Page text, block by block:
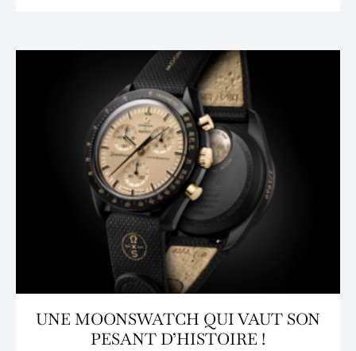
UNE MOONSWATCH QUI VAUT SON
PESANT D’HISTOIRE !